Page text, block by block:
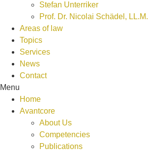
Stefan Unterriker
Prof. Dr. Nicolai Schädel, LL.M.
Areas of law
Topics
Services
News
Contact
Menu
Home
Avantcore
About Us
Competencies
Publications